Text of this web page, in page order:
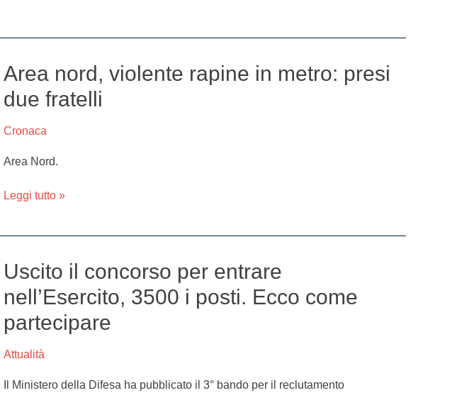
Area nord, violente rapine in metro: presi
due fratelli
Cronaca
Area Nord.
Area
violente
in
metro:
due
fratelli
Leggi tutto »
Uscito il concorso per entrare
nell’Esercito, 3500 i posti. Ecco come
partecipare
Attualità
Il Ministero della Difesa ha pubblicato il 3° bando per il reclutamento
Uscito
concorso
per
entrare
nell’Esercito,
i